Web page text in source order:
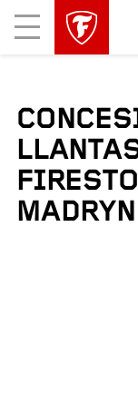
Mobile
Menu
MADRYN